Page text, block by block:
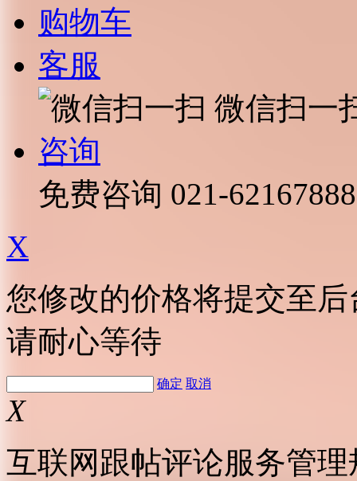
购物车
客服
微信扫一
咨询
免费咨询 021-62167888
X
您修改的价格将提交至
请耐心等待
确定 取消
X
互联网跟帖评论服务管理